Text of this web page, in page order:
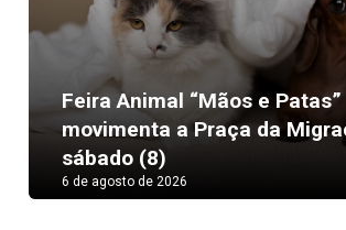
Feira Animal “Mãos e Patas”
movimenta a Praça da
sábado (8)
6 de agosto de 2026